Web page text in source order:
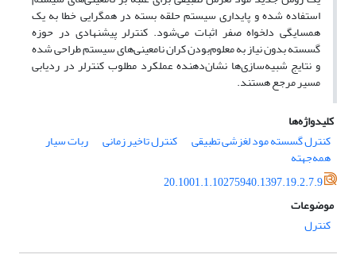
استفاده شده و پایداری سیستم حلقه بسته در همگرایی خطا به یک
همسایگی دلخواه صفر اثبات می‌شود. کنترلر پیشنهادی در حوزه
گسسته بدون نیاز به معلوم‌بودن کران نامعینی‌های سیستم طراحی شده
و نتایج شبیه‌سازی‌ها نشان‌دهنده عملکرد مطلوب کنترلر در ردیابی
مسیر مرجع هستند.
کلیدواژه‌ها
کنترل گسسته مود لغزشی تطبیقی
کنترل تاخیر زمانی ربات سیار
همه‌جهته
20.1001.1.10275940.1397.19.2.7.9
موضوعات
کنترل